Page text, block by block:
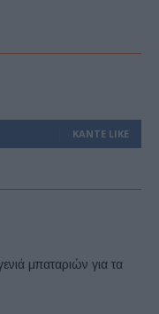
ΚΆΝΤΕ LIKE
μπαταριών για τα